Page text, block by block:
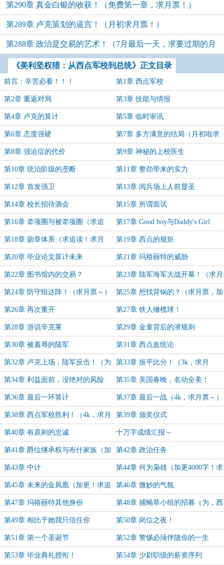
票！）
第290章 真金白银的收获！（免费第一章，求月票！）
第289章 卢克策划的逼宫！（月初求月票！）
第288章 政治是交易的艺术！（7月最后一天，求要过期的月
票！）《美利坚权猎：从西点军校到总统》正文目录
前言：辛苦必看！！！ 第1章 西点军校
第2章 重返对局 第3章 技能与情报
第4章 卢克的算计 第5章 临时审讯
第6章 态度强硬 第7章 多方满意的结局（月初啦求
月票！）
第8章 强迫症的代价 第9章 神秘的上校医生
第10章 统治阶级的垄断 第11章 整劲带来的实力
第12章 首发强卫 第13章 阅兵场上人前显圣
第14章 校长招待酒会 第15章 所谓面试
第16章 牵项圈与被牵项圈（求追
读！新书期求追读！）
第17章 Good boy与Daddy's Girl
第18章 勋章体系（求追读！求月
票！求推荐票！）
第19章 西点的规矩
第20章 毕业论文算计未来 第21章 玛格丽特的威胁
第22章 图书馆内的交易？ 第23章 陆军海军大战开幕！（求月
票～）
第24章 防守组达阵！（求月票～） 第25章 想找背锅的？（求月票，加
更~）
第26章 再次重开 第27章 铁人橄榄球！
第28章 游说辛克莱 第29章 金童背后的潜规则
第30章 被羞辱的陆军 第31章 西点血统论
第32章 卢克上场，陆军反击！（为
盟主无意加更）
第33章 扳平比分！（3k，求月
票！）
第34章 利益面前，没绝对的风险 第35章 美国春晚，名动全美！
第36章 最后一环算计 第37章 最后一战（4k，求月票～）
第38章 西点军校胜利！（4k，求月
票～）
第39章 颁奖仪式
第40章 有原则的忠诚 十万字成绩汇报～
第41章 爵位继承权与布什家族（加
更！加更！求月票！）
第42章 政治任务
第43章 中计 第44章 何为枭雄（加更4000字！求
月票！）
第45章 未来的金凤凰（加更！求追
读！）
第46章 微妙的气氛
第47章 玛格丽特其他身份 第48章 捕蝇草小组的招募（为，西
楼的烟梧打赏加更）
第49章 相比于她我只信任你 第50章 岗位之夜！
第51章 第一个圣诞节 第52章 警惕必须伴随你的一生
第53章 毕业典礼授衔！ 第54章 少尉职级的薪资序列